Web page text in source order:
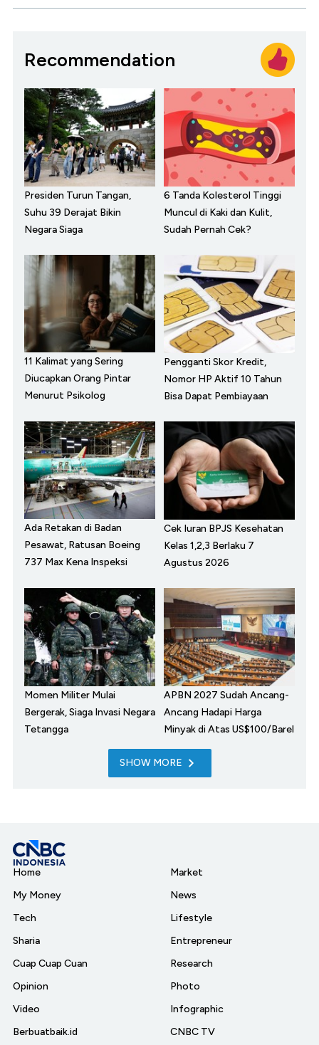
Recommendation
Presiden Turun Tangan,
Suhu 39 Derajat Bikin
Negara Siaga
6 Tanda Kolesterol Tinggi
Muncul di Kaki dan Kulit,
Sudah Pernah Cek?
11 Kalimat yang Sering
Diucapkan Orang Pintar
Menurut Psikolog
Pengganti Skor Kredit,
Nomor HP Aktif 10 Tahun
Bisa Dapat Pembiayaan
Ada Retakan di Badan
Pesawat, Ratusan Boeing
737 Max Kena Inspeksi
Cek Iuran BPJS Kesehatan
Kelas 1,2,3 Berlaku 7
Agustus 2026
Momen Militer Mulai
Bergerak, Siaga Invasi Negara
Tetangga
APBN 2027 Sudah Ancang-
Ancang Hadapi Harga
Minyak di Atas US$100/Barel
SHOW MORE
Home
My Money
Tech
Sharia
Cuap Cuap Cuan
Opinion
Video
Berbuatbaik.id
Market
News
Lifestyle
Entrepreneur
Research
Photo
Infographic
CNBC TV